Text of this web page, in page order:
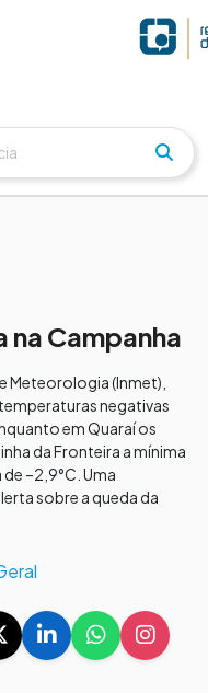
Campanha
Meteorologia (Inmet),
negativas
em Quaraí os
da Fronteira a mínima
–2,9°C. Uma
sobre a queda da